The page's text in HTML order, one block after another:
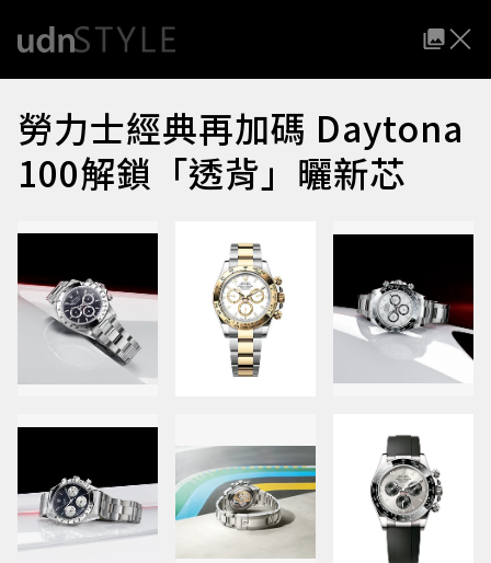
勞力士經典再加碼 Daytona
100解鎖「透背」曬新芯